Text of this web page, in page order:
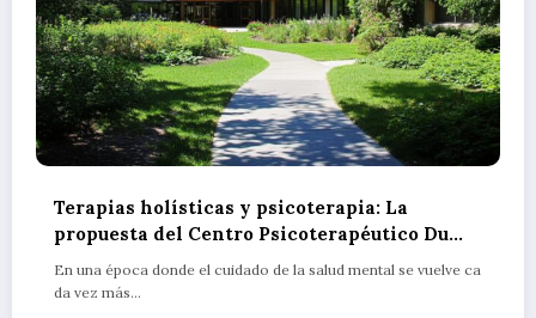
Terapias holísticas y psicoterapia: La
propuesta del Centro Psicoterapéutico Du
Ternois – Gauchin-Verloingt
En una época donde el cuidado de la salud mental se vuelve ca
da vez más…